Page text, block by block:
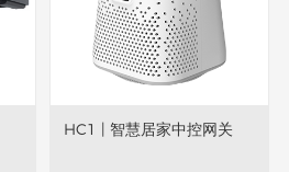
HC1 | 智慧居家中控网关